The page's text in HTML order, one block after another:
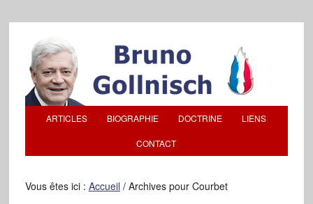
ARTICLES BIOGRAPHIE DOCTRINE LIENS
CONTACT
Vous êtes ici : Accueil /Archives pour Courbet